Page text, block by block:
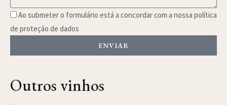
Outros vinhos
Ao submeter o formulário está a concordar com a nossa política
de proteção de dados
ENVIAR